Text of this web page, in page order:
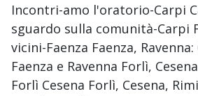
Incontri-amo l'oratorio-Carpi
sguardo sulla comunità-Carpi
vicini-Faenza Faenza,
Faenza e Ravenna Forlì,
Forlì Cesena Forlì, Cesena,